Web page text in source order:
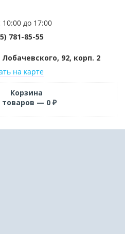
до 17:00
781-85-55
92, корп. 2
на карте
Корзина
товаров — 0 ₽